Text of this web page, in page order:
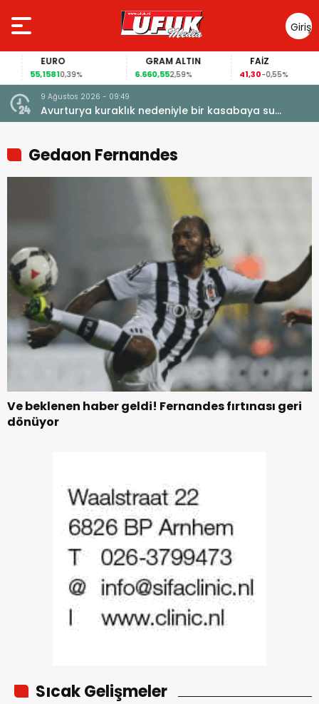
Giriş
Yap
EURO
55,15810,39%
GRAM ALTIN
6.660,552,59%
FAİZ
41,30-0,55%
9 Ağustos 2026 - 09:49
Avurturya kuraklık nedeniyle bir kasabaya su
vermeyi durdurdu
Gedaon Fernandes
Ve beklenen haber geldi! Fernandes fırtınası geri
dönüyor
Sıcak Gelişmeler